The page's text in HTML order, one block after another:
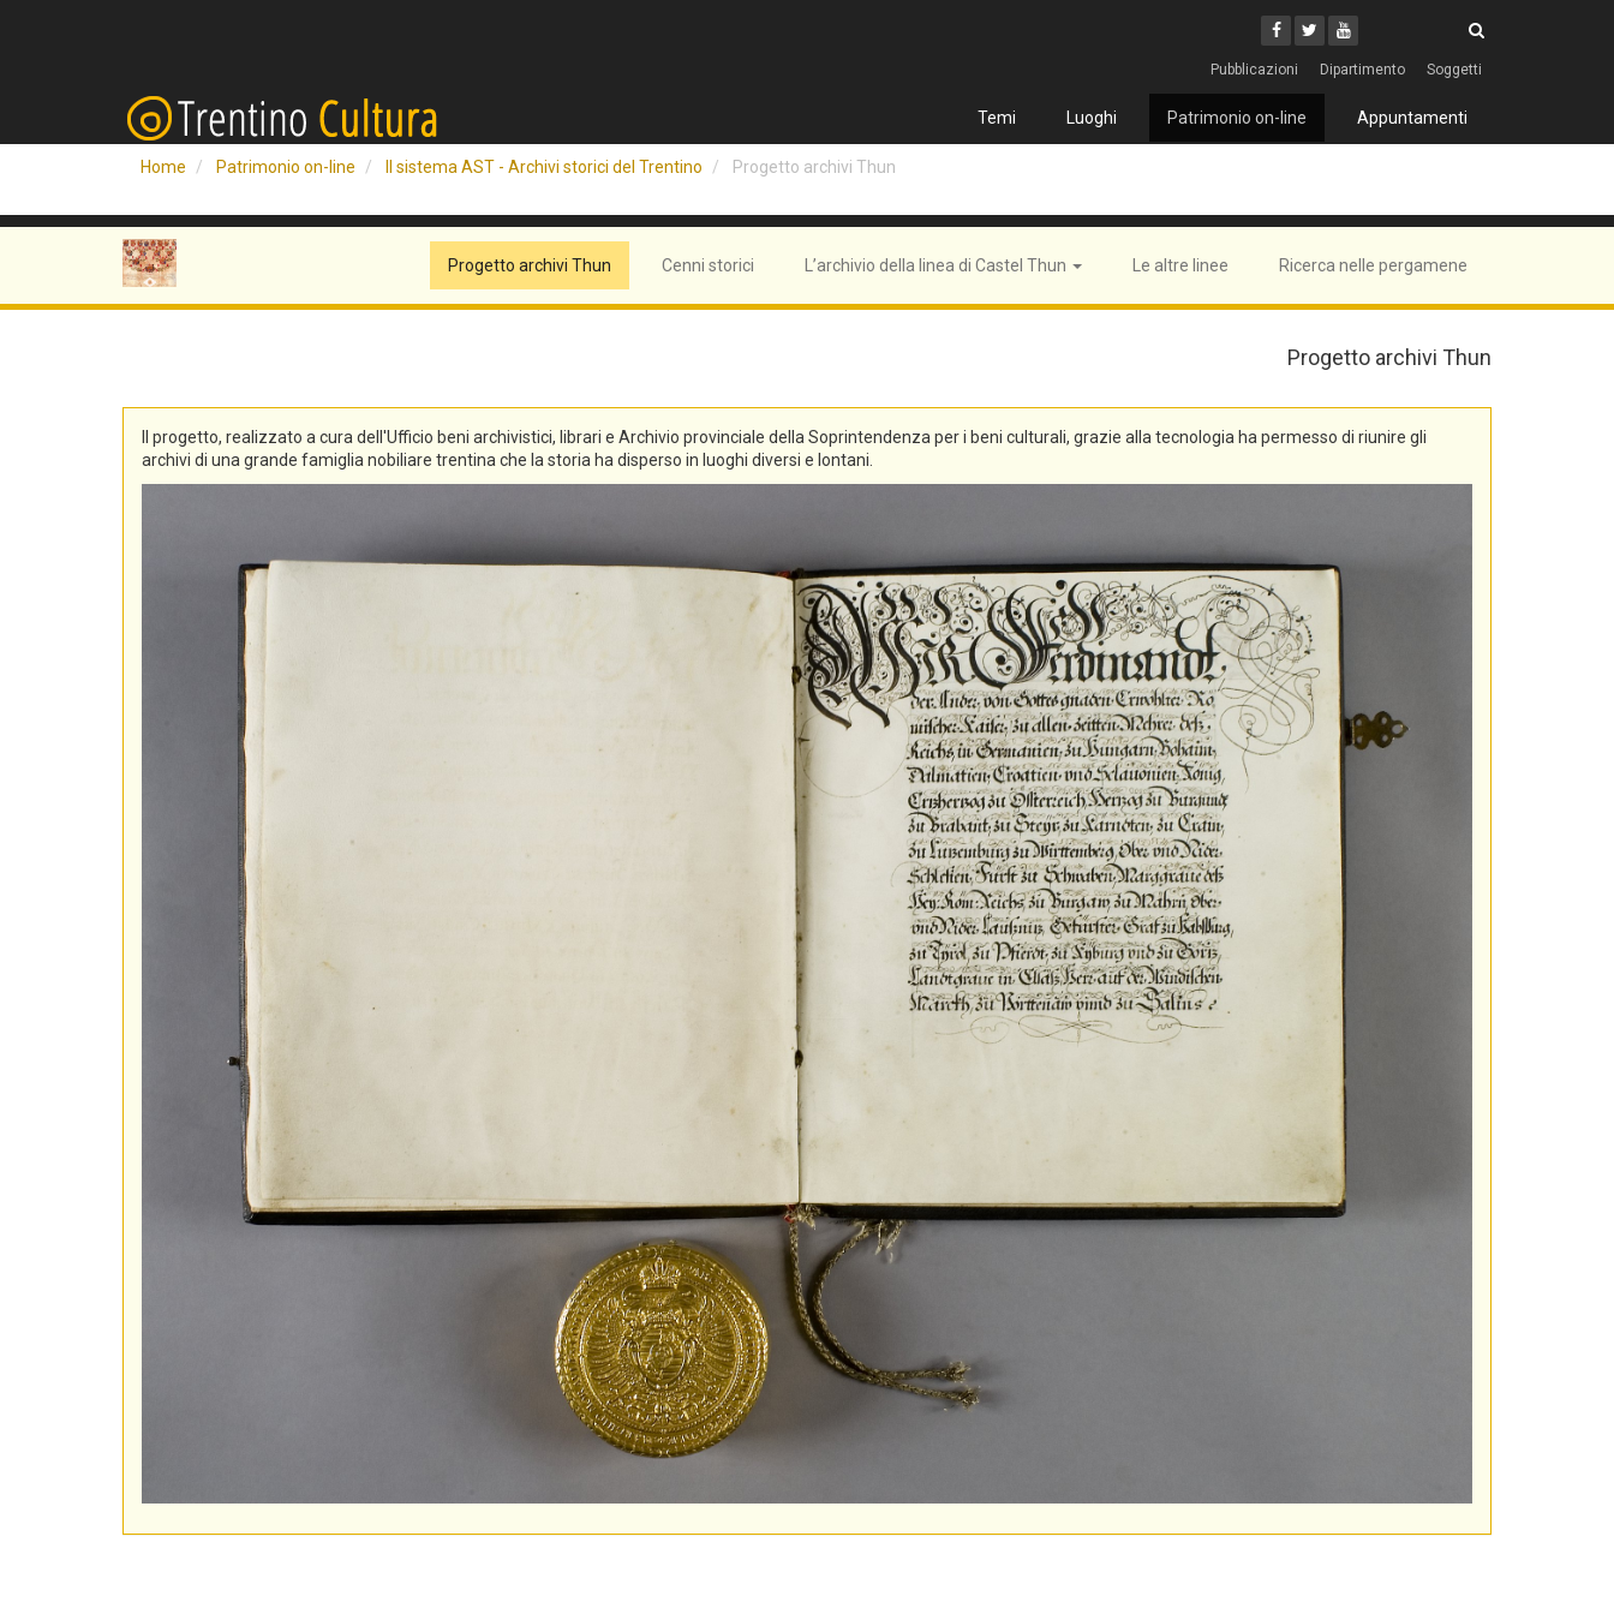
Facebook
Twitter
Youtube
Pubblicazioni Dipartimento Soggetti
Temi Luoghi Patrimonio on-line Appuntamenti
Home Patrimonio on-line Il sistema AST - Archivi storici del Trentino Progetto archivi Thun
Progetto archivi Thun Cenni storici L’archivio della linea di Castel Thun Le altre linee Ricerca nelle pergamene
Progetto archivi Thun
Il progetto, realizzato a cura dell'Ufficio beni archivistici, librari e Archivio provinciale della Soprintendenza per i beni culturali, grazie alla tecnologia ha permesso di riunire gli
archivi di una grande famiglia nobiliare trentina che la storia ha disperso in luoghi diversi e lontani.